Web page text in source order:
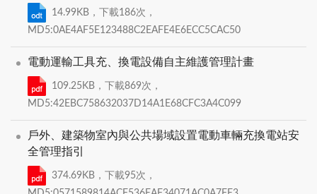
14.99KB，下載186次，
MD5:0AE4AF5E123488C2EAFE4E6ECC5CAC50
電動運輸工具充、換電設備自主維護管理計畫
109.25KB，下載869次，
MD5:42EBC758632037D14A1E68CFC3A4C099
戶外、建築物室內與公共場域設置電動車輛充換電站安
全管理指引
374.69KB，下載95次，